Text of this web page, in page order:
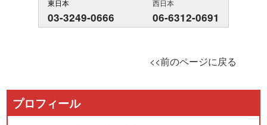
東日本
03-3249-0666
西日本
06-6312-0691
<<前のページに戻る
プロフィール